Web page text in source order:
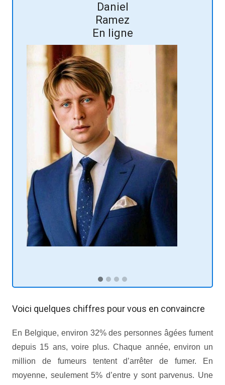
Corinne
Hanon
Spa - Waimes
Voici quelques chiffres pour vous en convaincre
En Belgique, environ 32% des personnes âgées fument
depuis 15 ans, voire plus. Chaque année, environ un
million de fumeurs tentent d’arrêter de fumer. En
moyenne, seulement 5% d’entre y sont parvenus. Une